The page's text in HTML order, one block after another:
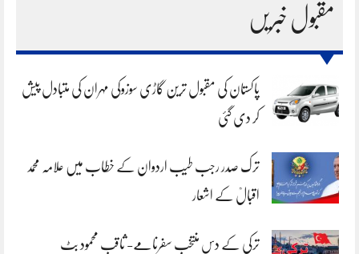
مقبول خبریں
پاکستان کی مقبول ترین گاڑی سوزوکی مہران کی متبادل پیش
کر دی گئی
ترک صدر رجب طیب اردوان کے خطاب میں علامہ محمد
اقبالؒ کے اشعار
ترکی کے دس منتخب سفرنامے- ثاقب محمود بٹ